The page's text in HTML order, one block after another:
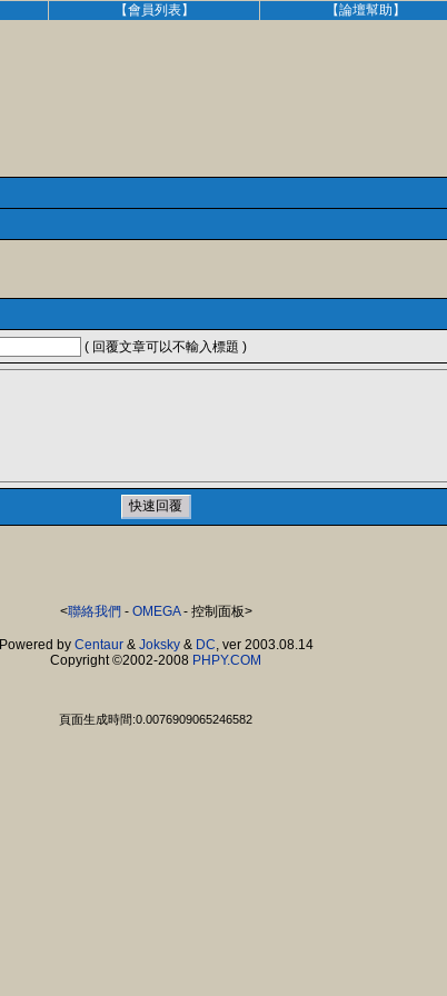
【會員列表】 【論壇幫助】
( 回覆文章可以不輸入標題 )
<聯絡我們 - OMEGA- 控制面板>
Powered by Centaur& Joksky& DC, ver 2003.08.14
Copyright ©2002-2008 PHPY.COM
頁面生成時間:0.0076909065246582